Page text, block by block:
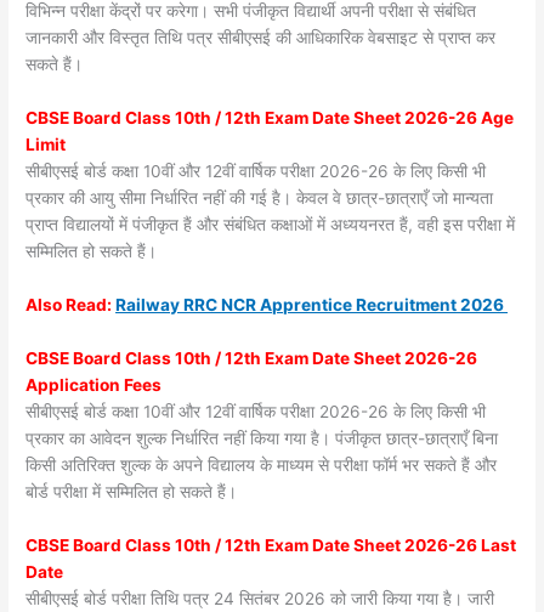
विभिन्न परीक्षा केंद्रों पर करेगा। सभी पंजीकृत विद्यार्थी अपनी परीक्षा से संबंधित
जानकारी और विस्तृत तिथि पत्र सीबीएसई की आधिकारिक वेबसाइट से प्राप्त कर
सकते हैं।
CBSE Board Class 10th / 12th Exam Date Sheet 2026-26 Age
Limit
सीबीएसई बोर्ड कक्षा 10वीं और 12वीं वार्षिक परीक्षा 2026-26 के लिए किसी भी
प्रकार की आयु सीमा निर्धारित नहीं की गई है। केवल वे छात्र-छात्राएँ जो मान्यता
प्राप्त विद्यालयों में पंजीकृत हैं और संबंधित कक्षाओं में अध्ययनरत हैं, वही इस परीक्षा में
सम्मिलित हो सकते हैं।
AlsoRead:Railway RRC NCR Apprentice Recruitment 2026
CBSE Board Class 10th / 12th Exam Date Sheet 2026-26
Application Fees
सीबीएसई बोर्ड कक्षा 10वीं और 12वीं वार्षिक परीक्षा 2026-26 के लिए किसी भी
प्रकार का आवेदन शुल्क निर्धारित नहीं किया गया है। पंजीकृत छात्र-छात्राएँ बिना
किसी अतिरिक्त शुल्क के अपने विद्यालय के माध्यम से परीक्षा फॉर्म भर सकते हैं और
बोर्ड परीक्षा में सम्मिलित हो सकते हैं।
CBSE Board Class 10th / 12th Exam Date Sheet 2026-26 Last
Date
सीबीएसई बोर्ड परीक्षा तिथि पत्र 24 सितंबर 2026 को जारी किया गया है। जारी